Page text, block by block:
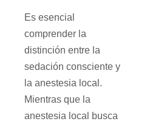
Es esencial
comprender la
distinción entre la
sedación consciente y
la anestesia local.
Mientras que la
anestesia local busca